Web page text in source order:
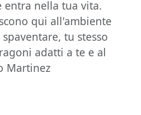
entra nella tua vita.
qui all'ambiente
tu stesso
adatti a te e al
Martinez